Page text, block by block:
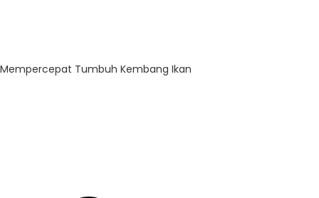
Mempercepat Tumbuh Kembang Ikan